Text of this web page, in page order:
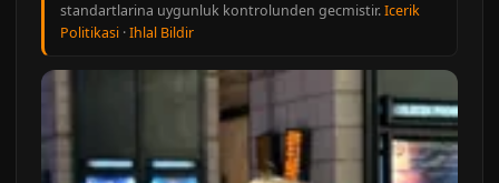
standartlarina uygunluk kontrolunden gecmistir.Icerik
Politikasi ·Ihlal Bildir